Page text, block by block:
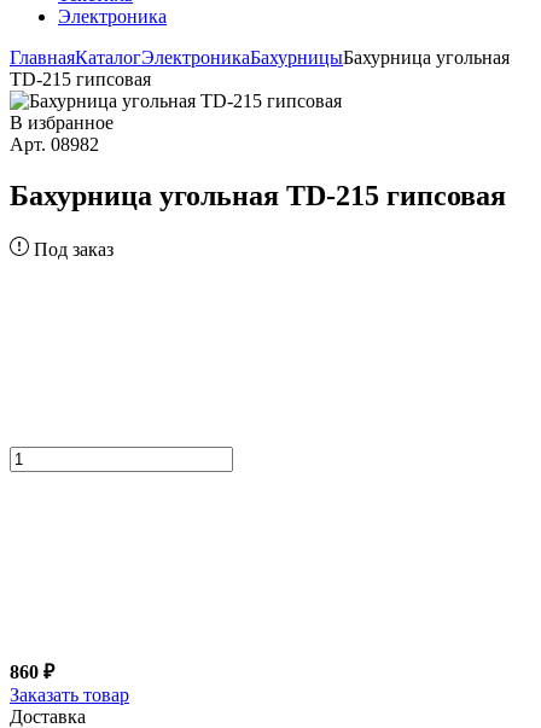
Электроника
ГлавнаяКаталогЭлектроникаБахурницыБахурница угольная
TD-215 гипсовая
В избранное
Арт. 08982
Бахурница угольная TD-215 гипсовая
Под заказ
860 ₽
Заказать товар
Доставка